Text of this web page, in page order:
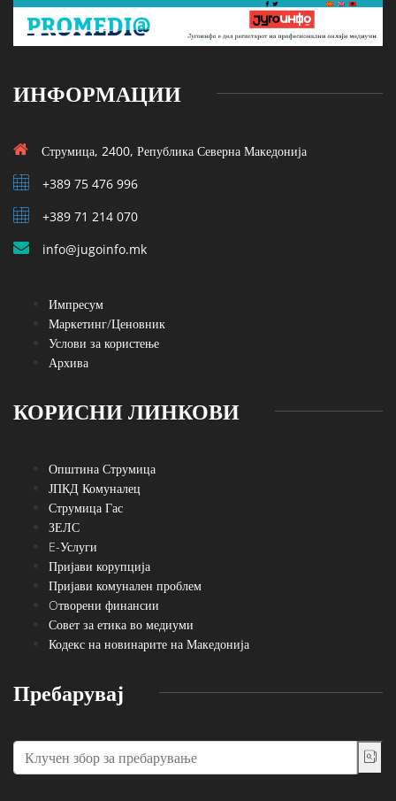
ИНФОРМАЦИИ
Струмица, 2400, Република Северна Македонија
+389 75 476 996
+389 71 214 070
info@jugoinfo.mk
Импресум
Маркетинг/Ценовник
Услови за користење
Архива
КОРИСНИ ЛИНКОВИ
Општина Струмица
ЈПКД Комуналец
Струмица Гас
ЗЕЛС
E-Услуги
Пријави корупција
Пријави комунален проблем
Oтворени финансии
Совет за етика во медиуми
Кодекс на новинарите на Македонија
Пребарувај